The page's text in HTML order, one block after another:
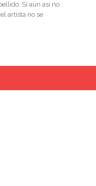
Si aún asi no
artista no se